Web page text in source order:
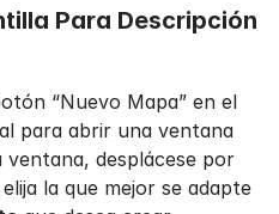
Para Descripción
“Nuevo Mapa” en el
para abrir una ventana
ventana, desplácese por
la que mejor se adapte